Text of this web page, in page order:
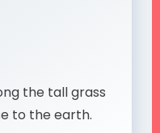
the tall grass
to the earth.